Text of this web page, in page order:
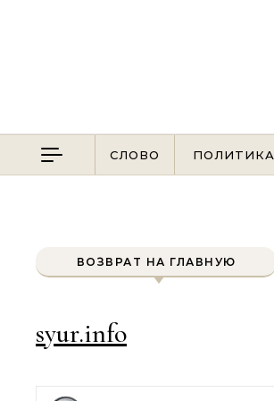
СЛОВО ПОЛИТИКА
ВОЗВРАТ НА ГЛАВНУЮ
syur.info